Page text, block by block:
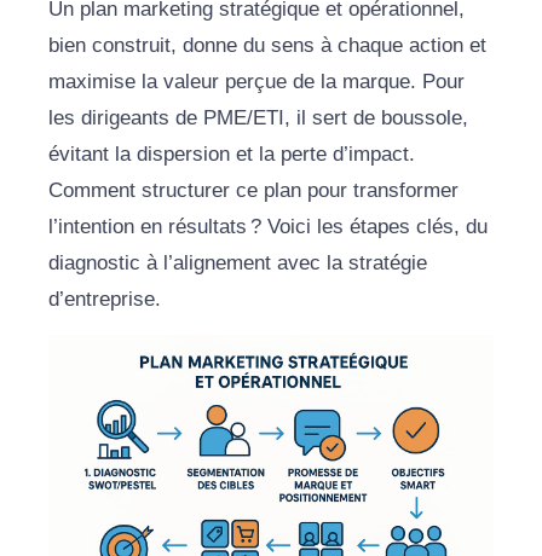
Un plan marketing stratégique et opérationnel,
bien construit, donne du sens à chaque action et
maximise la valeur perçue de la marque. Pour
les dirigeants de PME/ETI, il sert de boussole,
évitant la dispersion et la perte d’impact.
Comment structurer ce plan pour transformer
l’intention en résultats ? Voici les étapes clés, du
diagnostic à l’alignement avec la stratégie
d’entreprise.